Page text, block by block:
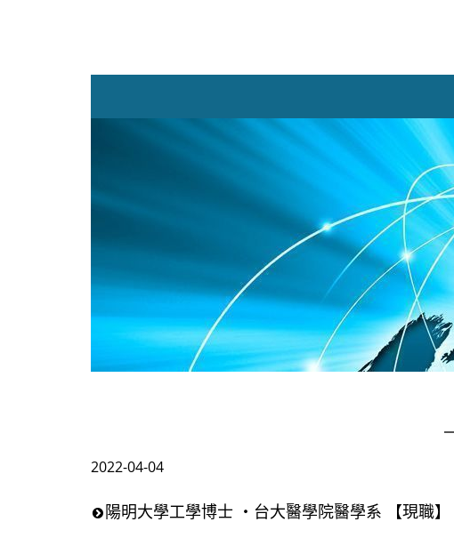
2022-04-04
陽明大學工學博士 ・台大醫學院醫學系 【現